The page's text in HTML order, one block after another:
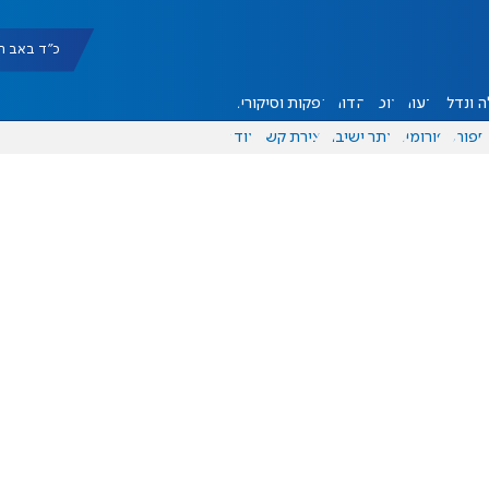
כ"ד באב תשפ"ו
ונדל"ן דעות אוכל יהדות הפקות וסיקורים
ספורט פורומים אתר ישיבה יצירת קשר עוד